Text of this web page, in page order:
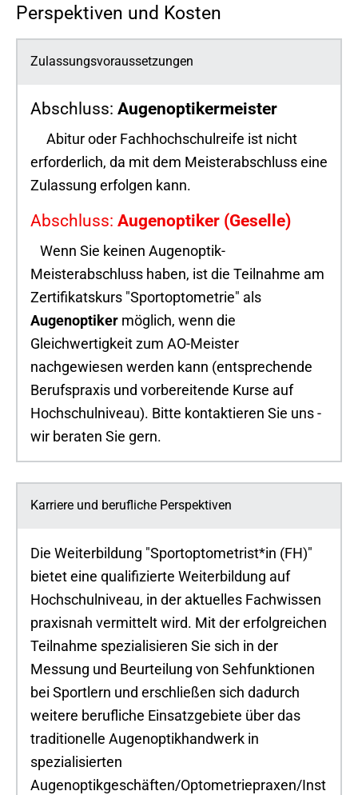
Perspektiven und Kosten
Zulassungsvoraussetzungen
Abschluss: Augenoptikermeister
Abitur oder Fachhochschulreife ist nicht
erforderlich, da mit dem Meisterabschluss eine
Zulassung erfolgen kann.
Abschluss: Augenoptiker (Geselle)
Wenn Sie keinen Augenoptik-
Meisterabschluss haben, ist die Teilnahme am
Zertifikatskurs "Sportoptometrie" als
Augenoptiker möglich, wenn die
Gleichwertigkeit zum AO-Meister
nachgewiesen werden kann (entsprechende
Berufspraxis und vorbereitende Kurse auf
Hochschulniveau). Bitte kontaktieren Sie uns -
wir beraten Sie gern.
Karriere und berufliche Perspektiven
Die Weiterbildung "Sportoptometrist*in (FH)"
bietet eine qualifizierte Weiterbildung auf
Hochschulniveau, in der aktuelles Fachwissen
praxisnah vermittelt wird. Mit der erfolgreichen
Teilnahme spezialisieren Sie sich in der
Messung und Beurteilung von Sehfunktionen
bei Sportlern und erschließen sich dadurch
weitere berufliche Einsatzgebiete über das
traditionelle Augenoptikhandwerk in
spezialisierten
Augenoptikgeschäften/Optometriepraxen/Inst